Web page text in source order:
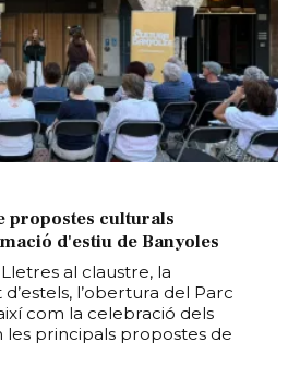
propostes culturals
d'estiu de Banyoles
al claustre, la
l’obertura del Parc
com la celebració dels
les principals propostes de